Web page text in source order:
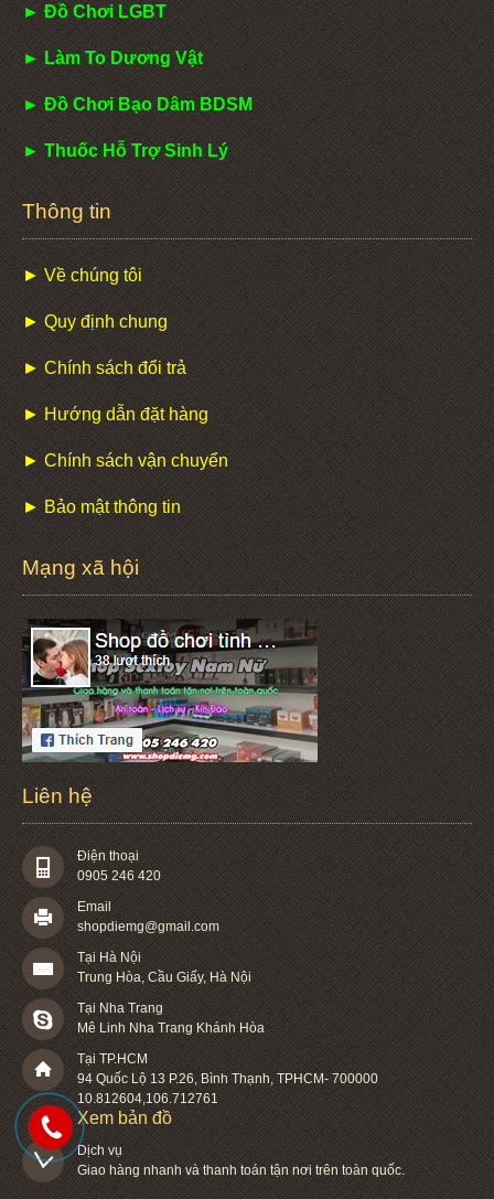
► Đồ Chơi LGBT
► Làm To Dương Vật
► Đồ Chơi Bạo Dâm BDSM
► Thuốc Hỗ Trợ Sinh Lý
Thông tin
► Về chúng tôi
► Quy định chung
► Chính sách đổi trả
► Hướng dẫn đặt hàng
► Chính sách vận chuyển
► Bảo mật thông tin
Mạng xã hội
Liên hệ
Điện thoại
0905 246 420
Email
shopdiemg@gmail.com
Tại Hà Nội
Trung Hòa, Cầu Giấy, Hà Nội
Tại Nha Trang
Mê Linh Nha Trang Khánh Hòa
Tại TP.HCM
94 Quốc Lộ 13 P.26,Bình Thạnh,TPHCM-700000
10.812604,106.712761
Xem bản đồ
Dịch vụ
Giao hàng nhanh và thanh toán tận nơi trên toàn quốc.